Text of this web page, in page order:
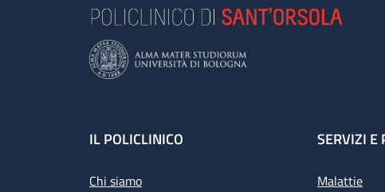
Footer
IL POLICLINICO
Chi siamo
SERVIZI E
Malattie